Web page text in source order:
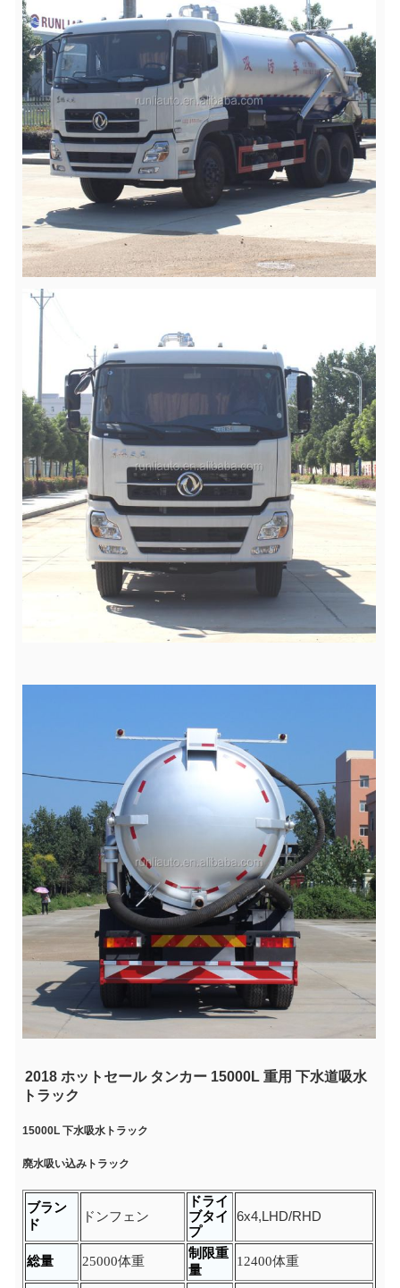
2018 ホットセール タンカー 15000L 重用 下水道吸水
トラック
15000L 下水吸水トラック
廃水吸い込みトラック
ブラン
ド
ドンフェン
ドライ
ブタイ
プ
6x4,LHD/RHD
総量 25000体重
制限重
量
12400体重